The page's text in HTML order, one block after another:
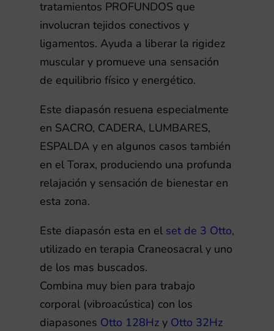
tratamientos PROFUNDOS que
involucran tejidos conectivos y
ligamentos. Ayuda a liberar la rigidez
muscular y promueve una sensación
de equilibrio físico y energético.
Este diapasón resuena especialmente
en SACRO, CADERA, LUMBARES,
ESPALDA y en algunos casos también
en el Torax, produciendo una profunda
relajación y sensación de bienestar en
esta zona.
Este diapasón esta en el set de 3 Otto,
utilizado en terapia Craneosacral y uno
de los mas buscados.
Combina muy bien para trabajo
corporal (vibroacústica) con los
diapasones Otto 128Hz y Otto 32Hz